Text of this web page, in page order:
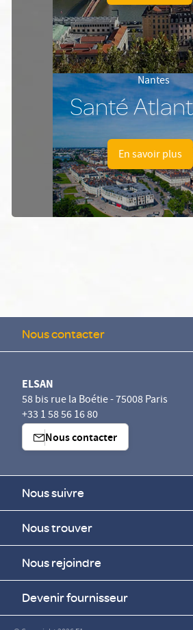
Nantes
Santé
En savoir plus
Nous contacter
ELSAN
58 bis rue la Boétie - 75008 Paris
+33 1 58 56 16 80
Nous contacter
Nous suivre
Nous trouver
Nous rejoindre
Devenir fournisseur